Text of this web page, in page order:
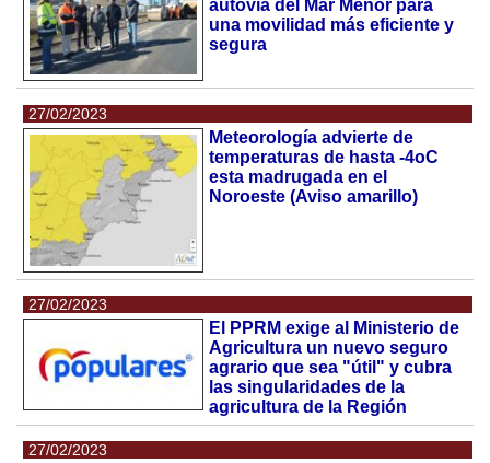
autovía del Mar Menor para
una movilidad más eficiente y
segura
27/02/2023
Meteorología advierte de
temperaturas de hasta -4oC
esta madrugada en el
Noroeste (Aviso amarillo)
27/02/2023
El PPRM exige al Ministerio de
Agricultura un nuevo seguro
agrario que sea "útil" y cubra
las singularidades de la
agricultura de la Región
27/02/2023